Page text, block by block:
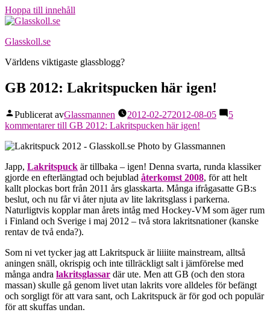
Hoppa till innehåll
Glasskoll.se
Världens viktigaste glassblogg?
GB 2012: Lakritspucken här igen!
Publicerat avGlassmannen 2012-02-272012-08-05
5
kommentarertill GB 2012: Lakritspucken här igen!
Japp, Lakritspuck är tillbaka – igen! Denna svarta, runda klassiker
gjorde en efterlängtad och bejublad återkomst 2008, för att helt
kallt plockas bort från 2011 års glasskarta. Många ifrågasatte GB:s
beslut, och nu får vi åter njuta av lite lakritsglass i parkerna.
Naturligtvis kopplar man årets intåg med Hockey-VM som äger rum
i Finland och Sverige i maj 2012 – två stora lakritsnationer (kanske
rentav de två enda?).
Som ni vet tycker jag att Lakritspuck är liiiite mainstream, alltså
aningen snäll, okrispig och inte tillräckligt salt i jämförelse med
många andra lakritsglassar där ute. Men att GB (och den stora
massan) skulle gå genom livet utan lakrits vore alldeles för befängt
och sorgligt för att vara sant, och Lakritspuck är för god och populär
för att skuffas undan.